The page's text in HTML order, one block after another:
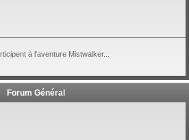
à l'aventure Mistwalker...
Forum Général